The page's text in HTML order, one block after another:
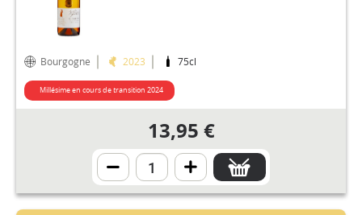
Bourgogne 2023 75cl
Millésime en cours de transition 2024
13,95 €